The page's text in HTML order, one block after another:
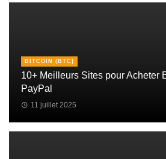
BITCOIN (BTC)
10+ Meilleurs Sites pour Acheter
PayPal
11 juillet 2025